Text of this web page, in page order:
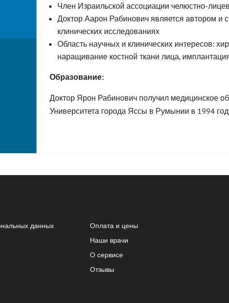
Член Израильской ассоциации челюстно-
Доктор Аарон Рабинович является автором и
клинических исследованиях
Область научных и клинических интересов:
наращивание костной ткани лица,
Образование:
Доктор Ярон Рабинович получил медицинское
Университета города Яссы в Румынии в 1994
данных
Оплата и цены
Наши врачи
О сервисе
Отзывы